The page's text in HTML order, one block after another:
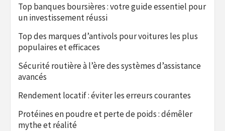
Top banques boursières : votre guide essentiel pour
un investissement réussi
Top des marques d’antivols pour voitures les plus
populaires et efficaces
Sécurité routière à l’ère des systèmes d’assistance
avancés
Rendement locatif : éviter les erreurs courantes
Protéines en poudre et perte de poids : démêler
mythe et réalité